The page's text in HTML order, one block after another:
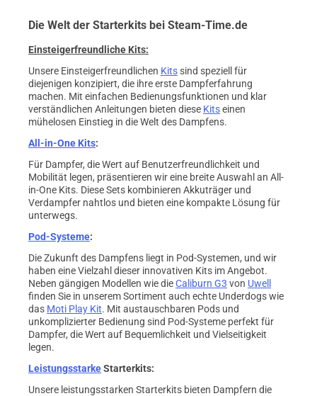
Die Welt der Starterkits bei Steam-Time.de
Einsteigerfreundliche Kits:
Unsere Einsteigerfreundlichen Kitssind speziell für
diejenigen konzipiert, die ihre erste Dampferfahrung
machen. Mit einfachen Bedienungsfunktionen und klar
verständlichen Anleitungen bieten diese Kitseinen
mühelosen Einstieg in die Welt des Dampfens.
All-in-One Kits:
Für Dampfer, die Wert auf Benutzerfreundlichkeit und
Mobilität legen, präsentieren wir eine breite Auswahl an All-
in-One Kits. Diese Sets kombinieren Akkuträger und
Verdampfer nahtlos und bieten eine kompakte Lösung für
unterwegs.
Pod-Systeme:
Die Zukunft des Dampfens liegt in Pod-Systemen, und wir
haben eine Vielzahl dieser innovativen Kits im Angebot.
Neben gängigen Modellen wie dieCaliburn G3 von Uwell
finden Sie in unserem Sortiment auch echte Underdogs wie
das Moti Play Kit. Mit austauschbaren Pods und
unkomplizierter Bedienung sind Pod-Systeme perfekt für
Dampfer, die Wert auf Bequemlichkeit und Vielseitigkeit
legen.
LeistungsstarkeStarterkits:
Unsere leistungsstarken Starterkits bieten Dampfern die